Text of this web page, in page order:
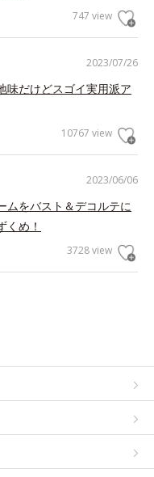
747 view
2023/07/26
味だけどスゴイ実用派ア
10767 view
2023/06/06
ムをバスト＆デコルテに
くめ！
3728 view